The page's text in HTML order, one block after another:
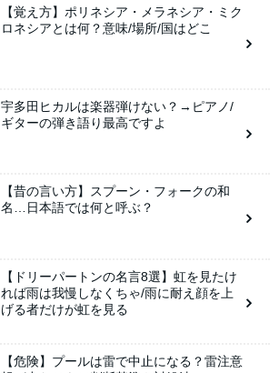
【覚え方】ポリネシア・メラネシア・ミク
ロネシアとは何？意味/場所/国はどこ
宇多田ヒカルは楽器弾けない？→ピアノ/
ギターの弾き語り最高ですよ
【昔の言い方】スプーン・フォークの和
名…日本語では何と呼ぶ？
【ドリーパートンの名言8選】虹を見たけ
れば雨は我慢しなくちゃ/雨に耐え顔を上
げる者だけが虹を見る
【危険】プールは雷で中止になる？雷注意